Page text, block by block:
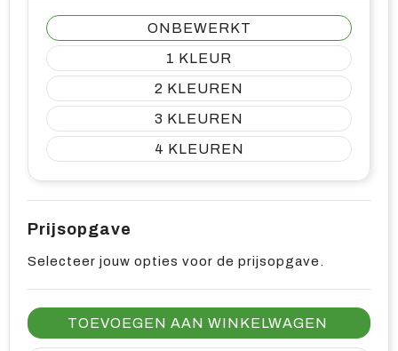
ONBEWERKT
1
2
3
4
Prijsopgave
Selecteer jouw opties voor de prijsopgave.
TOEVOEGEN AAN WINKELWAGEN